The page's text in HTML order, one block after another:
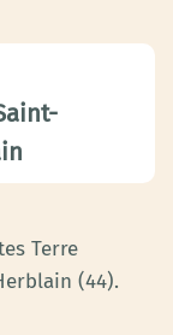
Terre
(44).